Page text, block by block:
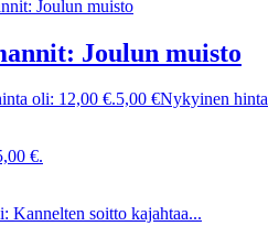
Joulun muisto
oli: 12,00 €.5,00 €Nykyinen hinta
€.